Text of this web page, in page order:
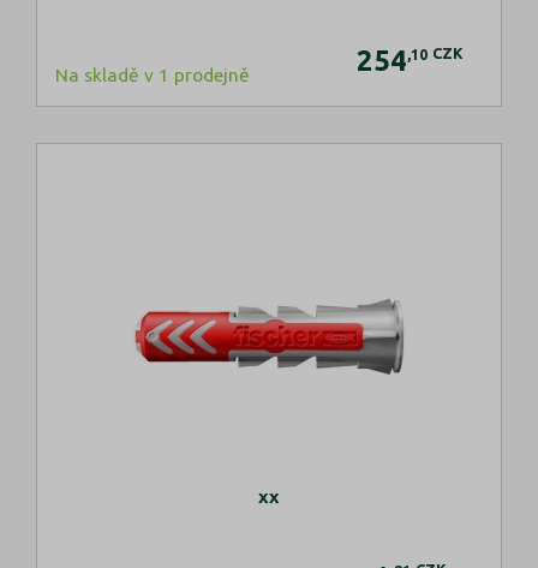
Na skladě v 1 prodejně 254 ,10 CZK
xx